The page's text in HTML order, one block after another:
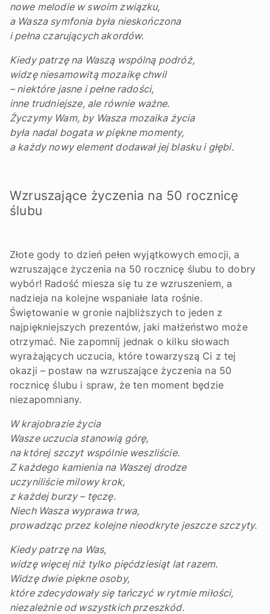
nowe melodie w swoim związku,
a Wasza symfonia była nieskończona
i pełna czarujących akordów.
Kiedy patrzę na Waszą wspólną podróż,
widzę niesamowitą mozaikę chwil
– niektóre jasne i pełne radości,
inne trudniejsze, ale równie ważne.
Życzymy Wam, by Wasza mozaika życia
była nadal bogata w piękne momenty,
a każdy nowy element dodawał jej blasku i głębi.
Wzruszające życzenia na 50 rocznicę
ślubu
Złote gody to dzień pełen wyjątkowych emocji, a
wzruszające życzenia na 50 rocznicę ślubu to dobry
wybór! Radość miesza się tu ze wzruszeniem, a
nadzieja na kolejne wspaniałe lata rośnie.
Świętowanie w gronie najbliższych to jeden z
najpiękniejszych prezentów, jaki małżeństwo może
otrzymać. Nie zapomnij jednak o kilku słowach
wyrażających uczucia, które towarzyszą Ci z tej
okazji – postaw na wzruszające życzenia na 50
rocznicę ślubu i spraw, że ten moment będzie
niezapomniany.
W krajobrazie życia
Wasze uczucia stanowią górę,
na której szczyt wspólnie weszliście.
Z każdego kamienia na Waszej drodze
uczyniliście milowy krok,
z każdej burzy – tęczę.
Niech Wasza wyprawa trwa,
prowadząc przez kolejne nieodkryte jeszcze szczyty.
Kiedy patrzę na Was,
widzę więcej niż tylko pięćdziesiąt lat razem.
Widzę dwie piękne osoby,
które zdecydowały się tańczyć w rytmie miłości,
niezależnie od wszystkich przeszkód.